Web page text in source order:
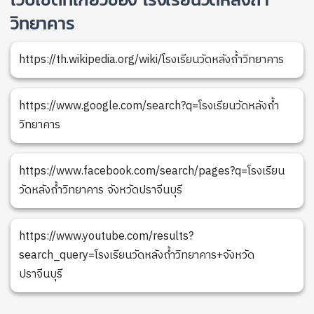
วิทยาคาร
https://th.wikipedia.org/wiki/โรงเรียนวัดหลังถ้ำวิทยาคาร
https://www.google.com/search?q=โรงเรียนวัดหลังถ้ำ
วิทยาคาร
https://www.facebook.com/search/pages?q=โรงเรียน
วัดหลังถ้ำวิทยาคาร จังหวัดปราจีนบุรี
https://www.youtube.com/results?
search_query=โรงเรียนวัดหลังถ้ำวิทยาคาร+จังหวัด
ปราจีนบุรี